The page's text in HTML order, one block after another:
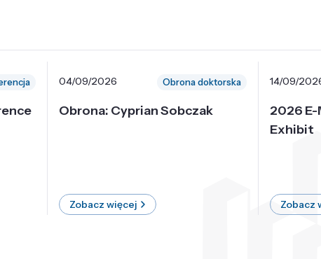
04/09/2026 Obrona doktorska
Obrona: Cyprian Sobczak
Zobacz więcej
14/09/
2026 E-
Exhibit
Zobacz